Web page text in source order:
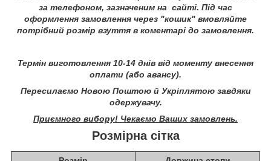
за телефоном, зазначеним на сайті. Під час
оформлення замовлення через "кошик" вмовляйте
потрібний розмір взуття в коментарі до замовлення.
Термін виготовлення 10-14 днів від моменту внесення
оплати (або авансу).
Пересилаємо Новою Поштою й Укріплятою завдяки
одержувачу.
Приємного вибору! Чекаємо Ваших замовлень.
Розмірна сітка